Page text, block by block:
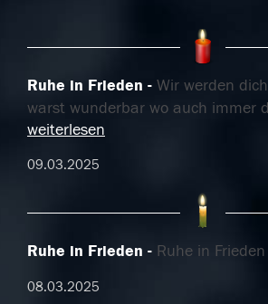
Ruhe in Frieden
Wir werden
warst wunderbar wo auch immer
weiterlesen
09.03.2025
Ruhe in Frieden Ruhe in Frieden
08.03.2025